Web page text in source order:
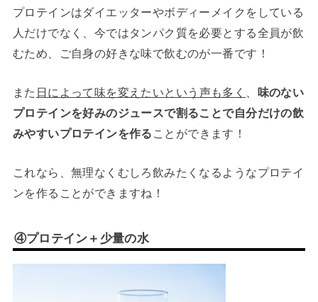
プロテインはダイエッターやボディーメイクをしている
人だけでなく、今ではタンパク質を必要とする全員が飲
むため、ご自身の好きな味で飲むのが一番です！
また 日によって味を変えたいという声も多く
味のない
プロテインを好みのジュースで割ることで自分だけの飲
みやすいプロテインを作る ことができます！
これなら、無理なくむしろ飲みたくなるようなプロテイ
ンを作ることができますね！
④プロテイン＋少量の水